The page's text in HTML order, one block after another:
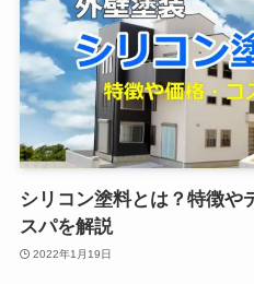
シリコン塗料とは？特徴や
スパを解説
2022年1月19日